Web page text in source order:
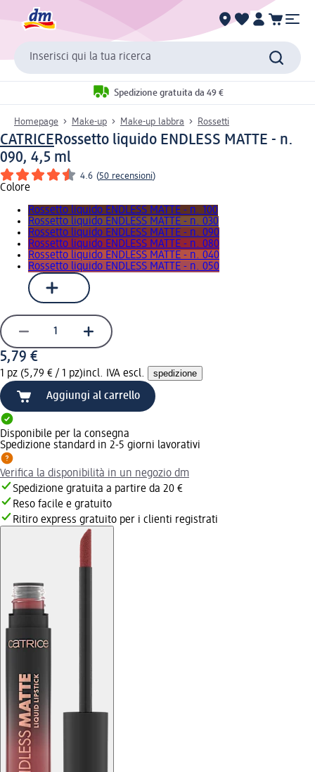
Inserisci qui la tua ricerca
Spedizione gratuita da 49 €
Homepage Make-up Make-up labbra Rossetti
CATRICERossetto liquido ENDLESS MATTE - n.
090, 4,5 ml
4.6 (50 recensioni)
Colore
Rossetto liquido ENDLESS MATTE - n. 100
Rossetto liquido ENDLESS MATTE - n. 030
Rossetto liquido ENDLESS MATTE - n. 090
Rossetto liquido ENDLESS MATTE - n. 080
Rossetto liquido ENDLESS MATTE - n. 040
Rossetto liquido ENDLESS MATTE - n. 050
5,79 €
1 pz (5,79 € / 1 pz)incl. IVA escl. spedizione
Aggiungi al carrello
Disponibile per la consegna
Spedizione standard in 2-5 giorni lavorativi
Verifica la disponibilità in un negozio dm
Spedizione gratuita a partire da 20 €
Reso facile e gratuito
Ritiro express gratuito per i clienti registrati